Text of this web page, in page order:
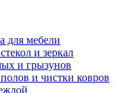
для мебели
и зеркал
и грызунов
и чистки ковров